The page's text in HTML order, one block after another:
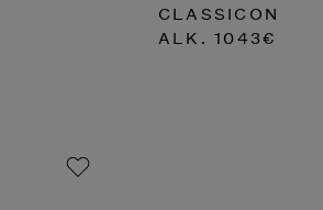
CLASSICON
ALK.1043€